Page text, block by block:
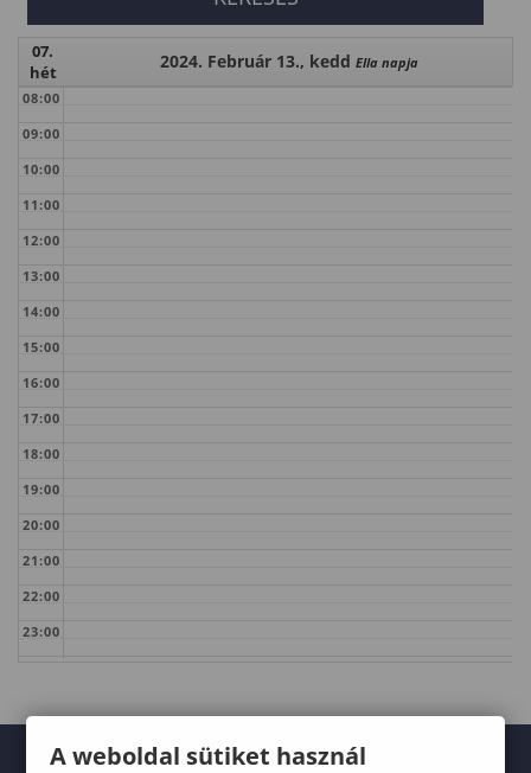
07.
hét
2024. Február 13., kedd Ella napja
08:00
09:00
10:00
11:00
12:00
13:00
14:00
15:00
16:00
17:00
18:00
19:00
20:00
21:00
22:00
23:00
A weboldal sütiket használ